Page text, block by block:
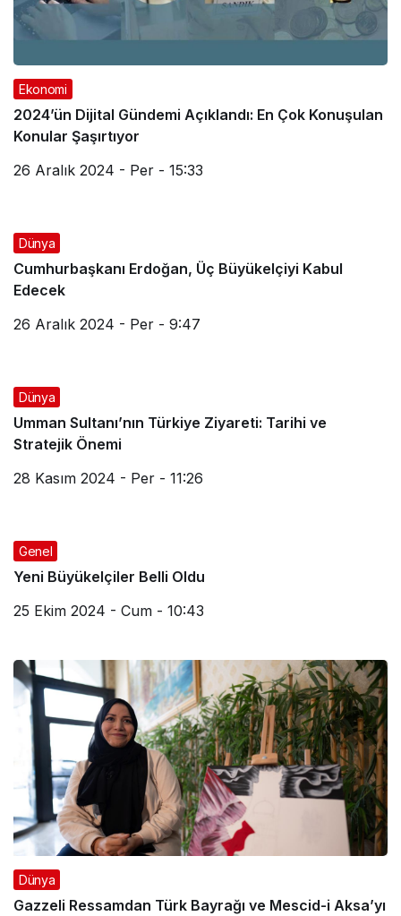
Ekonomi
2024’ün Dijital Gündemi Açıklandı: En Çok Konuşulan
Konular Şaşırtıyor
26 Aralık 2024 - Per - 15:33
Dünya
Cumhurbaşkanı Erdoğan, Üç Büyükelçiyi Kabul
Edecek
26 Aralık 2024 - Per - 9:47
Dünya
Umman Sultanı’nın Türkiye Ziyareti: Tarihi ve
Stratejik Önemi
28 Kasım 2024 - Per - 11:26
Genel
Yeni Büyükelçiler Belli Oldu
25 Ekim 2024 - Cum - 10:43
Dünya
Gazzeli Ressamdan Türk Bayrağı ve Mescid-i Aksa’yı